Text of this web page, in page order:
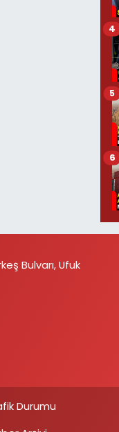
4
5
6
Bulvarı, Ufuk
Durumu